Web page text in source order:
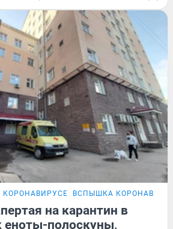
КОРОНАВИРУСЕ ВСПЫШКА
на карантин в
полоскуны,